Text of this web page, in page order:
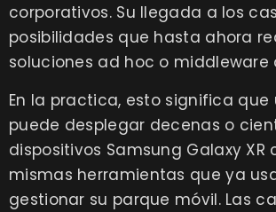
corporativos. Su llegada a los
posibilidades que hasta ahora
soluciones ad hoc o middleware
En la practica, esto significa que
puede desplegar decenas o
dispositivos Samsung Galaxy XR
mismas herramientas que ya
gestionar su parque móvil. Las